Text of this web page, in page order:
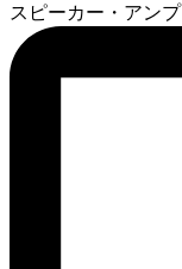
スピーカー・アンプ